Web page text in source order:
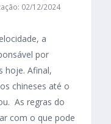
02/12/2024
a
por
hoje. Afinal,
chineses até o
As regras do
com o que pode